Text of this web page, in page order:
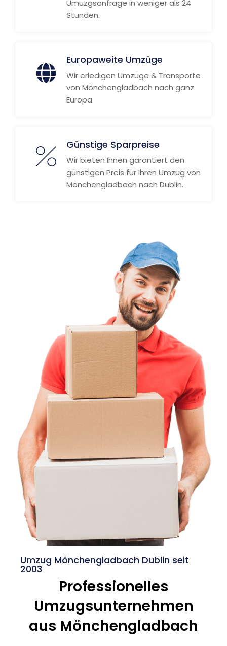
Umuzgsanfrage in weniger als 24
Stunden.
Europaweite Umzüge
Wir erledigen Umzüge & Transporte
von Mönchengladbach nach ganz
Europa.
Günstige Sparpreise
Wir bieten Ihnen garantiert den
günstigen Preis für Ihren Umzug von
Mönchengladbach nach Dublin.
Umzug Mönchengladbach Dublin seit
2003
Professionelles
Umzugsunternehmen
aus Mönchengladbach